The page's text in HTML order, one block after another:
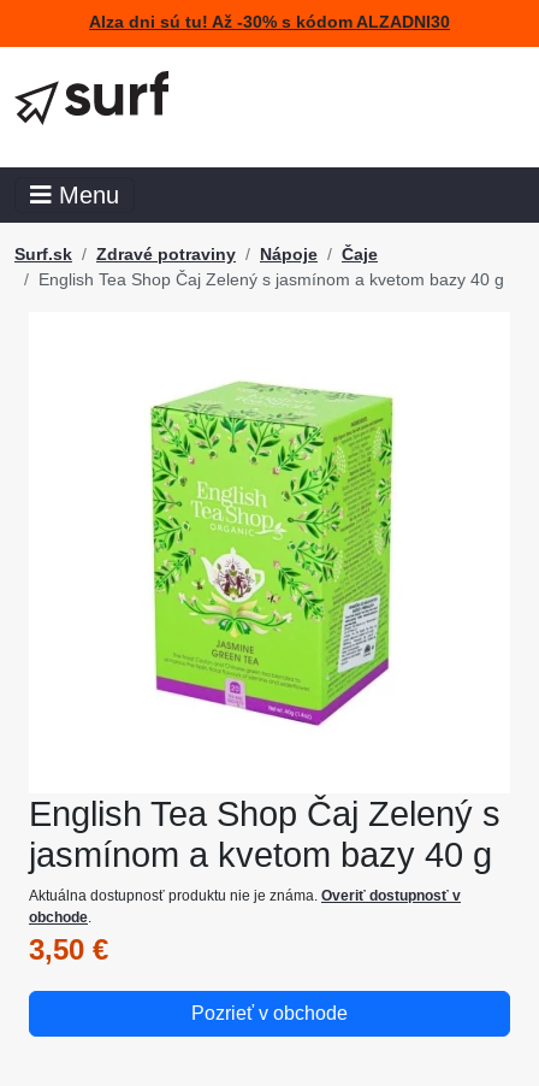
Alza dni sú tu! Až -30% s kódom ALZADNI30
Menu
Surf.sk Zdravé potraviny Nápoje
Čaje
English Tea Shop Čaj Zelený s jasmínom a kvetom bazy 40 g
English Tea Shop Čaj Zelený s
jasmínom a kvetom bazy 40 g
Aktuálna dostupnosť produktu nie je známa. Overiť dostupnosť v
obchode.
3,50 €
Pozrieť v obchode